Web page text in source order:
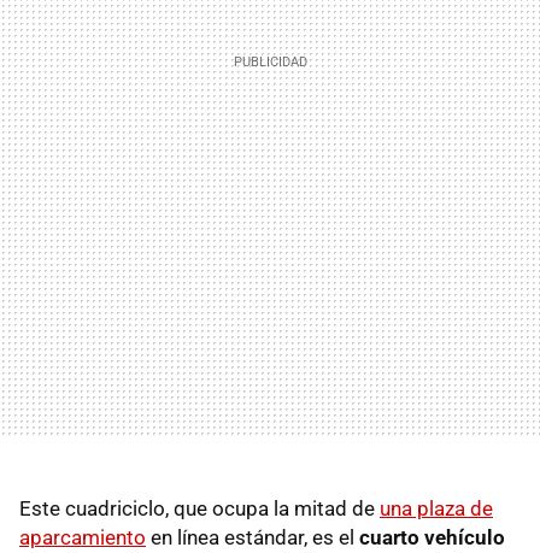
Este cuadriciclo, que ocupa la mitad de una plaza de
aparcamiento en línea estándar, es el cuarto vehículo